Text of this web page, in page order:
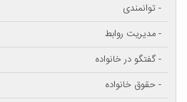
- توانمندی
- مدیریت روابط
- گفتگو در خانواده
- حقوق خانواده